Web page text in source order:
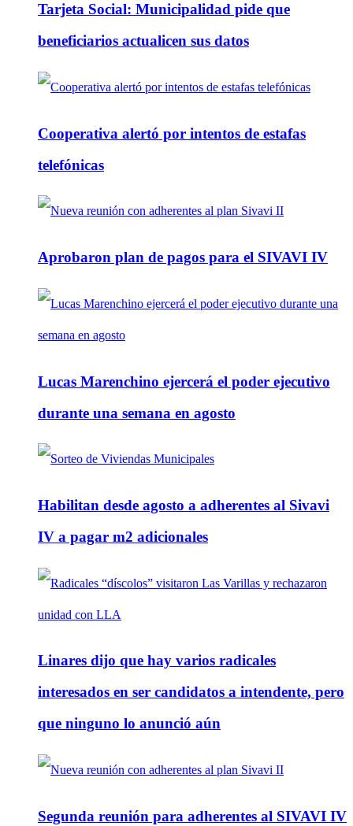
Tarjeta Social: Municipalidad pide que
beneficiarios actualicen sus datos
Cooperativa alertó por intentos de estafas
telefónicas
Aprobaron plan de pagos para el SIVAVI IV
Lucas Marenchino ejercerá el poder ejecutivo
durante una semana en agosto
Habilitan desde agosto a adherentes al Sivavi
IV a pagar m2 adicionales
Linares dijo que hay varios radicales
interesados en ser candidatos a intendente, pero
que ninguno lo anunció aún
Segunda reunión para adherentes al SIVAVI IV